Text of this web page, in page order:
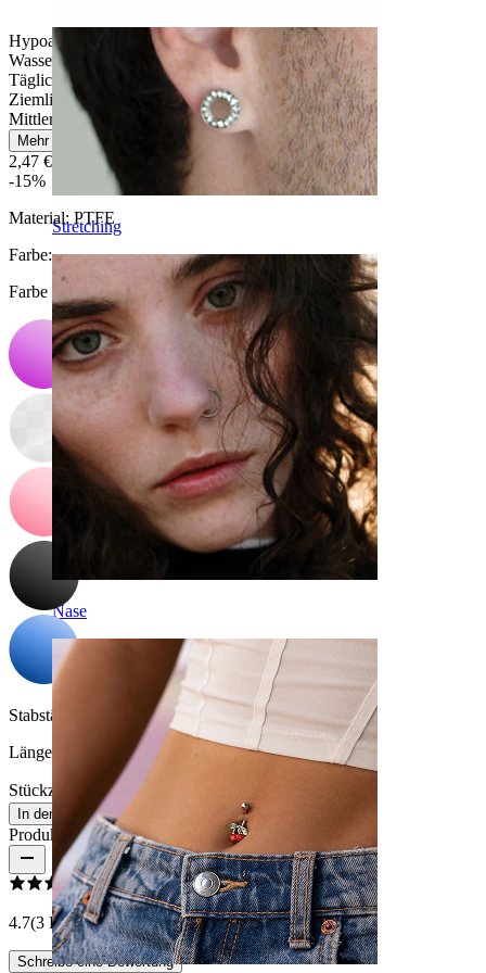
Stretching
Nase
Hypoallergen
Wasserfest
Tägliches Tragen
Ziemlich leicht
Mittlere Haltbarkeit
Mehr lesen
2,47 €
-15%
Material: PTFE
Farbe:
Farbe auswählen
Stabstärke:
Länge:
Stückzahl: 1
Ändern
In den Warenkorb
Produktbewertungen
4.7(3 Bewertungen)
Schreibe eine Bewertung